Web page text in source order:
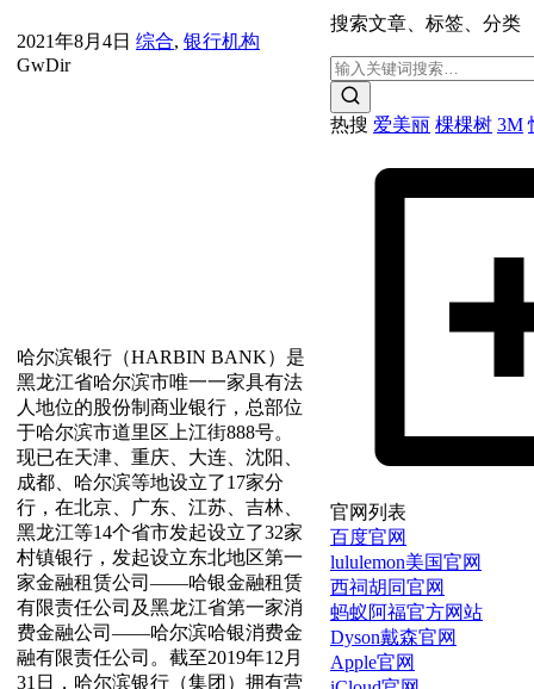
2021年8月4日 综合, 银行机构
GwDir
哈尔滨银行（HARBIN BANK）是
黑龙江省哈尔滨市唯一一家具有法
人地位的股份制商业银行，总部位
于哈尔滨市道里区上江街888号。
现已在天津、重庆、大连、沈阳、
成都、哈尔滨等地设立了17家分
行，在北京、广东、江苏、吉林、
黑龙江等14个省市发起设立了32家
村镇银行，发起设立东北地区第一
家金融租赁公司——哈银金融租赁
有限责任公司及黑龙江省第一家消
费金融公司——哈尔滨哈银消费金
融有限责任公司。截至2019年12月
31日，哈尔滨银行（集团）拥有营
搜索文章、标签、分类
热搜 爱美丽 棵棵树 3M
官网列表
百度官网
lululemon美国官网
西祠胡同官网
蚂蚁阿福官方网站
Dyson戴森官网
Apple官网